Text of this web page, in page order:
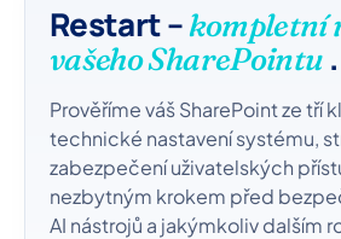
Restart –kompletní
vašeho SharePointu .
Prověříme váš SharePoint ze tří
technické nastavení systému,
zabezpečení uživatelských
nezbytným krokem před
AI nástrojů a jakýmkoliv dalším